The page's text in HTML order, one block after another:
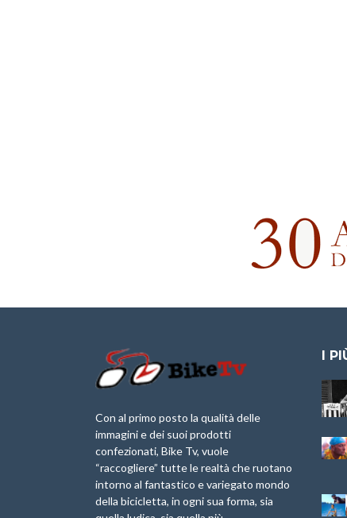
Con al primo posto la qualità delle
immagini e dei suoi prodotti
confezionati, Bike Tv, vuole
“raccogliere” tutte le realtà che ruotano
intorno al fantastico e variegato mondo
della bicicletta, in ogni sua forma, sia
I
Briko Torino – 11
Maggio 2025 – r
Marathon 2025”
IX Ed. “Tra
Borghi&Castelli” –
Anteprima
1a Edizione